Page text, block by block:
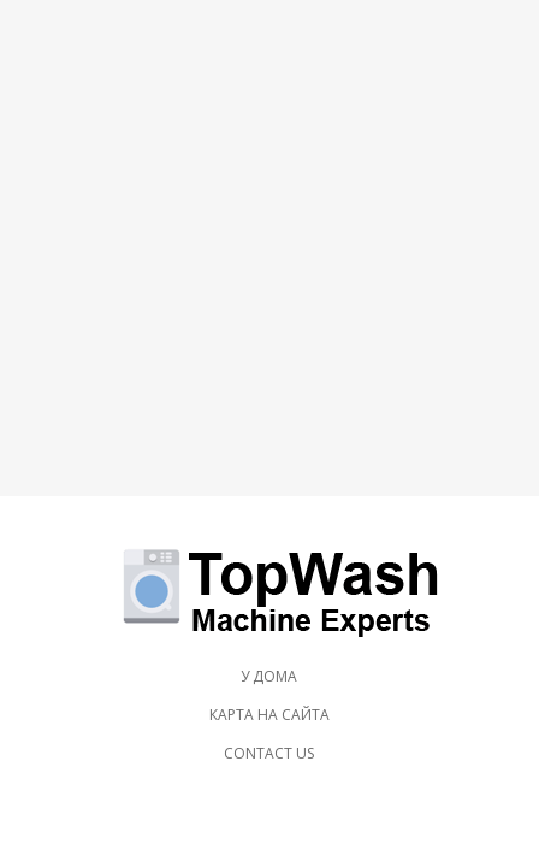
У ДОМА
КАРТА НА САЙТА
CONTACT US